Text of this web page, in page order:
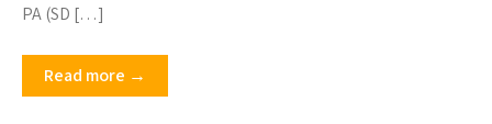
PA (SD […]
Read more →